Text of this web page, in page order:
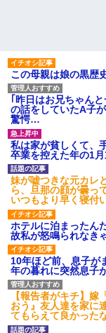
この母親は娘の黒歴
｢昨日はお兄ちゃん
の話をしていたA子
驚愕…
私は家が貧しくて、
卒業を控えた年の1
妹が嘘つきな元カレ
ら、旦那の顔が曇っ
いつもより早く寝
ホテルに泊まったん
故私が怒鳴られなき
10年ほど前、息子が
年の暮れに突然息子
【報告者がキチ】
おう』友人達を家に
てもらえて良かった